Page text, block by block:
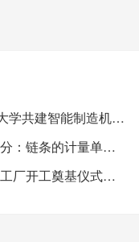
苏州环球科技股份有限公司与苏州大学共建智能制造机器人研究院
链承技术小课堂-节数、米数、寸、分：链条的计量单位，你分得清吗？
环球动态-环球（泰国）有限公司新工厂开工奠基仪式圆满礼成！全球化战略迈出坚实一步